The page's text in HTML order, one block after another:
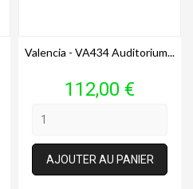
Valencia - VA434 Auditorium...
Prix
112,00 €
AJOUTER AU PANIER